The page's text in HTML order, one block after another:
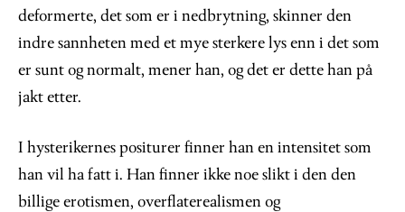
deformerte, det som er i nedbrytning, skinner den
indre sannheten med et mye sterkere lys enn i det som
er sunt og normalt, mener han, og det er dette han på
jakt etter.
I hysterikernes positurer finner han en intensitet som
han vil ha fatt i. Han finner ikke noe slikt i den den
billige erotismen, overflaterealismen og